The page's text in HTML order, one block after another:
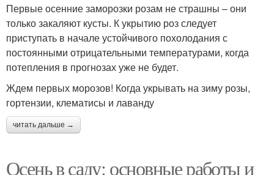
Первые осенние заморозки розам не страшны – они
только закаляют кусты. К укрытию роз следует
приступать в начале устойчивого похолодания с
постоянными отрицательными температурами, когда
потепления в прогнозах уже не будет.
Ждем первых морозов! Когда укрывать на зиму розы,
гортензии, клематисы и лаванду
читать дальше →
Осень в саду: основные работы и